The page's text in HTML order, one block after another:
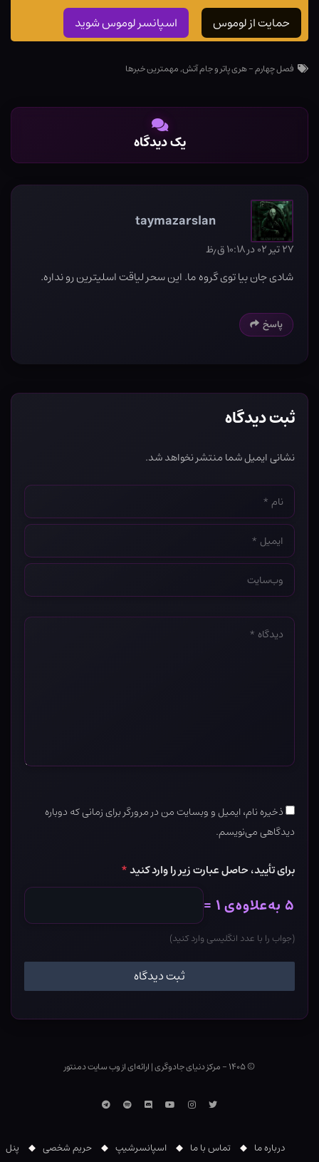
حمایت از لوموس اسپانسر لوموس شوید
فصل چهارم - هری پاتر و جام آتش,مهمترین خبرها
یک دیدگاه
taymazarslan
۲۷ تیر ۰۲ در ۱۰:۱۸ ق٫ظ
شادی جان بیا توی گروه ما. این سحر لیاقت اسلیترین رو نداره‌.
پاسخ
ثبت دیدگاه
نشانی ایمیل شما منتشر نخواهد شد.
نام
*
ایمیل
*
وب‌سایت
*
دیدگاه
ذخیره نام، ایمیل و وبسایت من در مرورگر برای زمانی که دوباره
دیدگاهی می‌نویسم.
برای تأیید، حاصل عبارت زیر را وارد کنید*
۵ به‌علاوه‌ی ۱ =
(جواب را با عدد انگلیسی وارد کنید)
© ۱۴۰۵ - مرکز دنیای جادوگری |ارائه‌ای از وب ‌سایت دمنتور
توییتراینستاگرام
یوتوبDiscordاسپاتیفایتلگرام
درباره ما تماس با ما اسپانسرشیپ حریم شخصی
پنل